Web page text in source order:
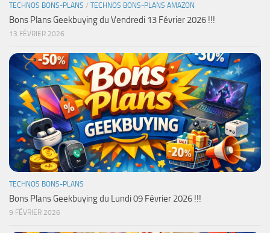
TECHNOS BONS-PLANS / TECHNOS BONS-PLANS AMAZON
Bons Plans Geekbuying du Vendredi 13 Février 2026 !!!
13 FÉVRIER 2026
TECHNOS BONS-PLANS
Bons Plans Geekbuying du Lundi 09 Février 2026 !!!
9 FÉVRIER 2026